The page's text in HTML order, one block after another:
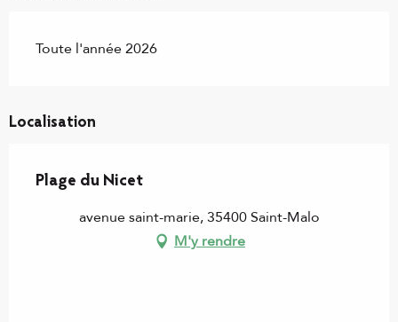
Toute l'année 2026
Localisation
Plage du Nicet
avenue saint-marie, 35400 Saint-Malo
M'y rendre